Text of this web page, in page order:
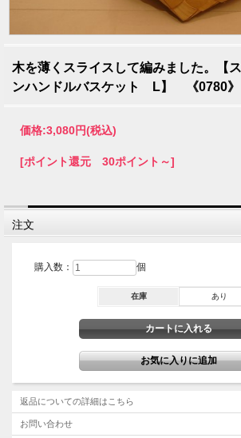
木を薄くスライスして編みました。【
ンハンドルバスケット L】 《0780》
価格:3,080円(税込)
[ポイント還元 30ポイント～]
注文
購入数： 個
在庫 あり
返品についての詳細はこちら
お問い合わせ